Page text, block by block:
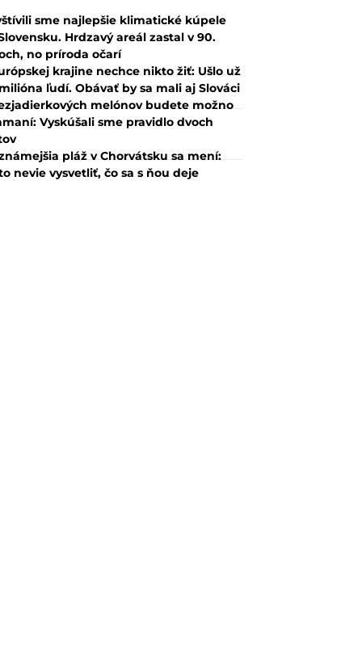
sme najlepšie klimatické kúpele
Hrdzavý areál zastal v 90.
no príroda očarí
krajine nechce nikto žiť: Ušlo už
ľudí. Obávať by sa mali aj Slováci
melónov budete možno
Vyskúšali sme pravidlo dvoch
pláž v Chorvátsku sa mení:
nevie vysvetliť, čo sa s ňou deje